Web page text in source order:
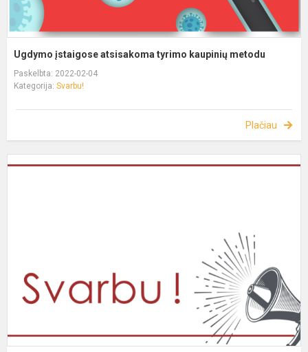
Ugdymo įstaigose atsisakoma tyrimo kaupinių metodu
Paskelbta: 2022-02-04
Kategorija: Svarbu!
Plačiau